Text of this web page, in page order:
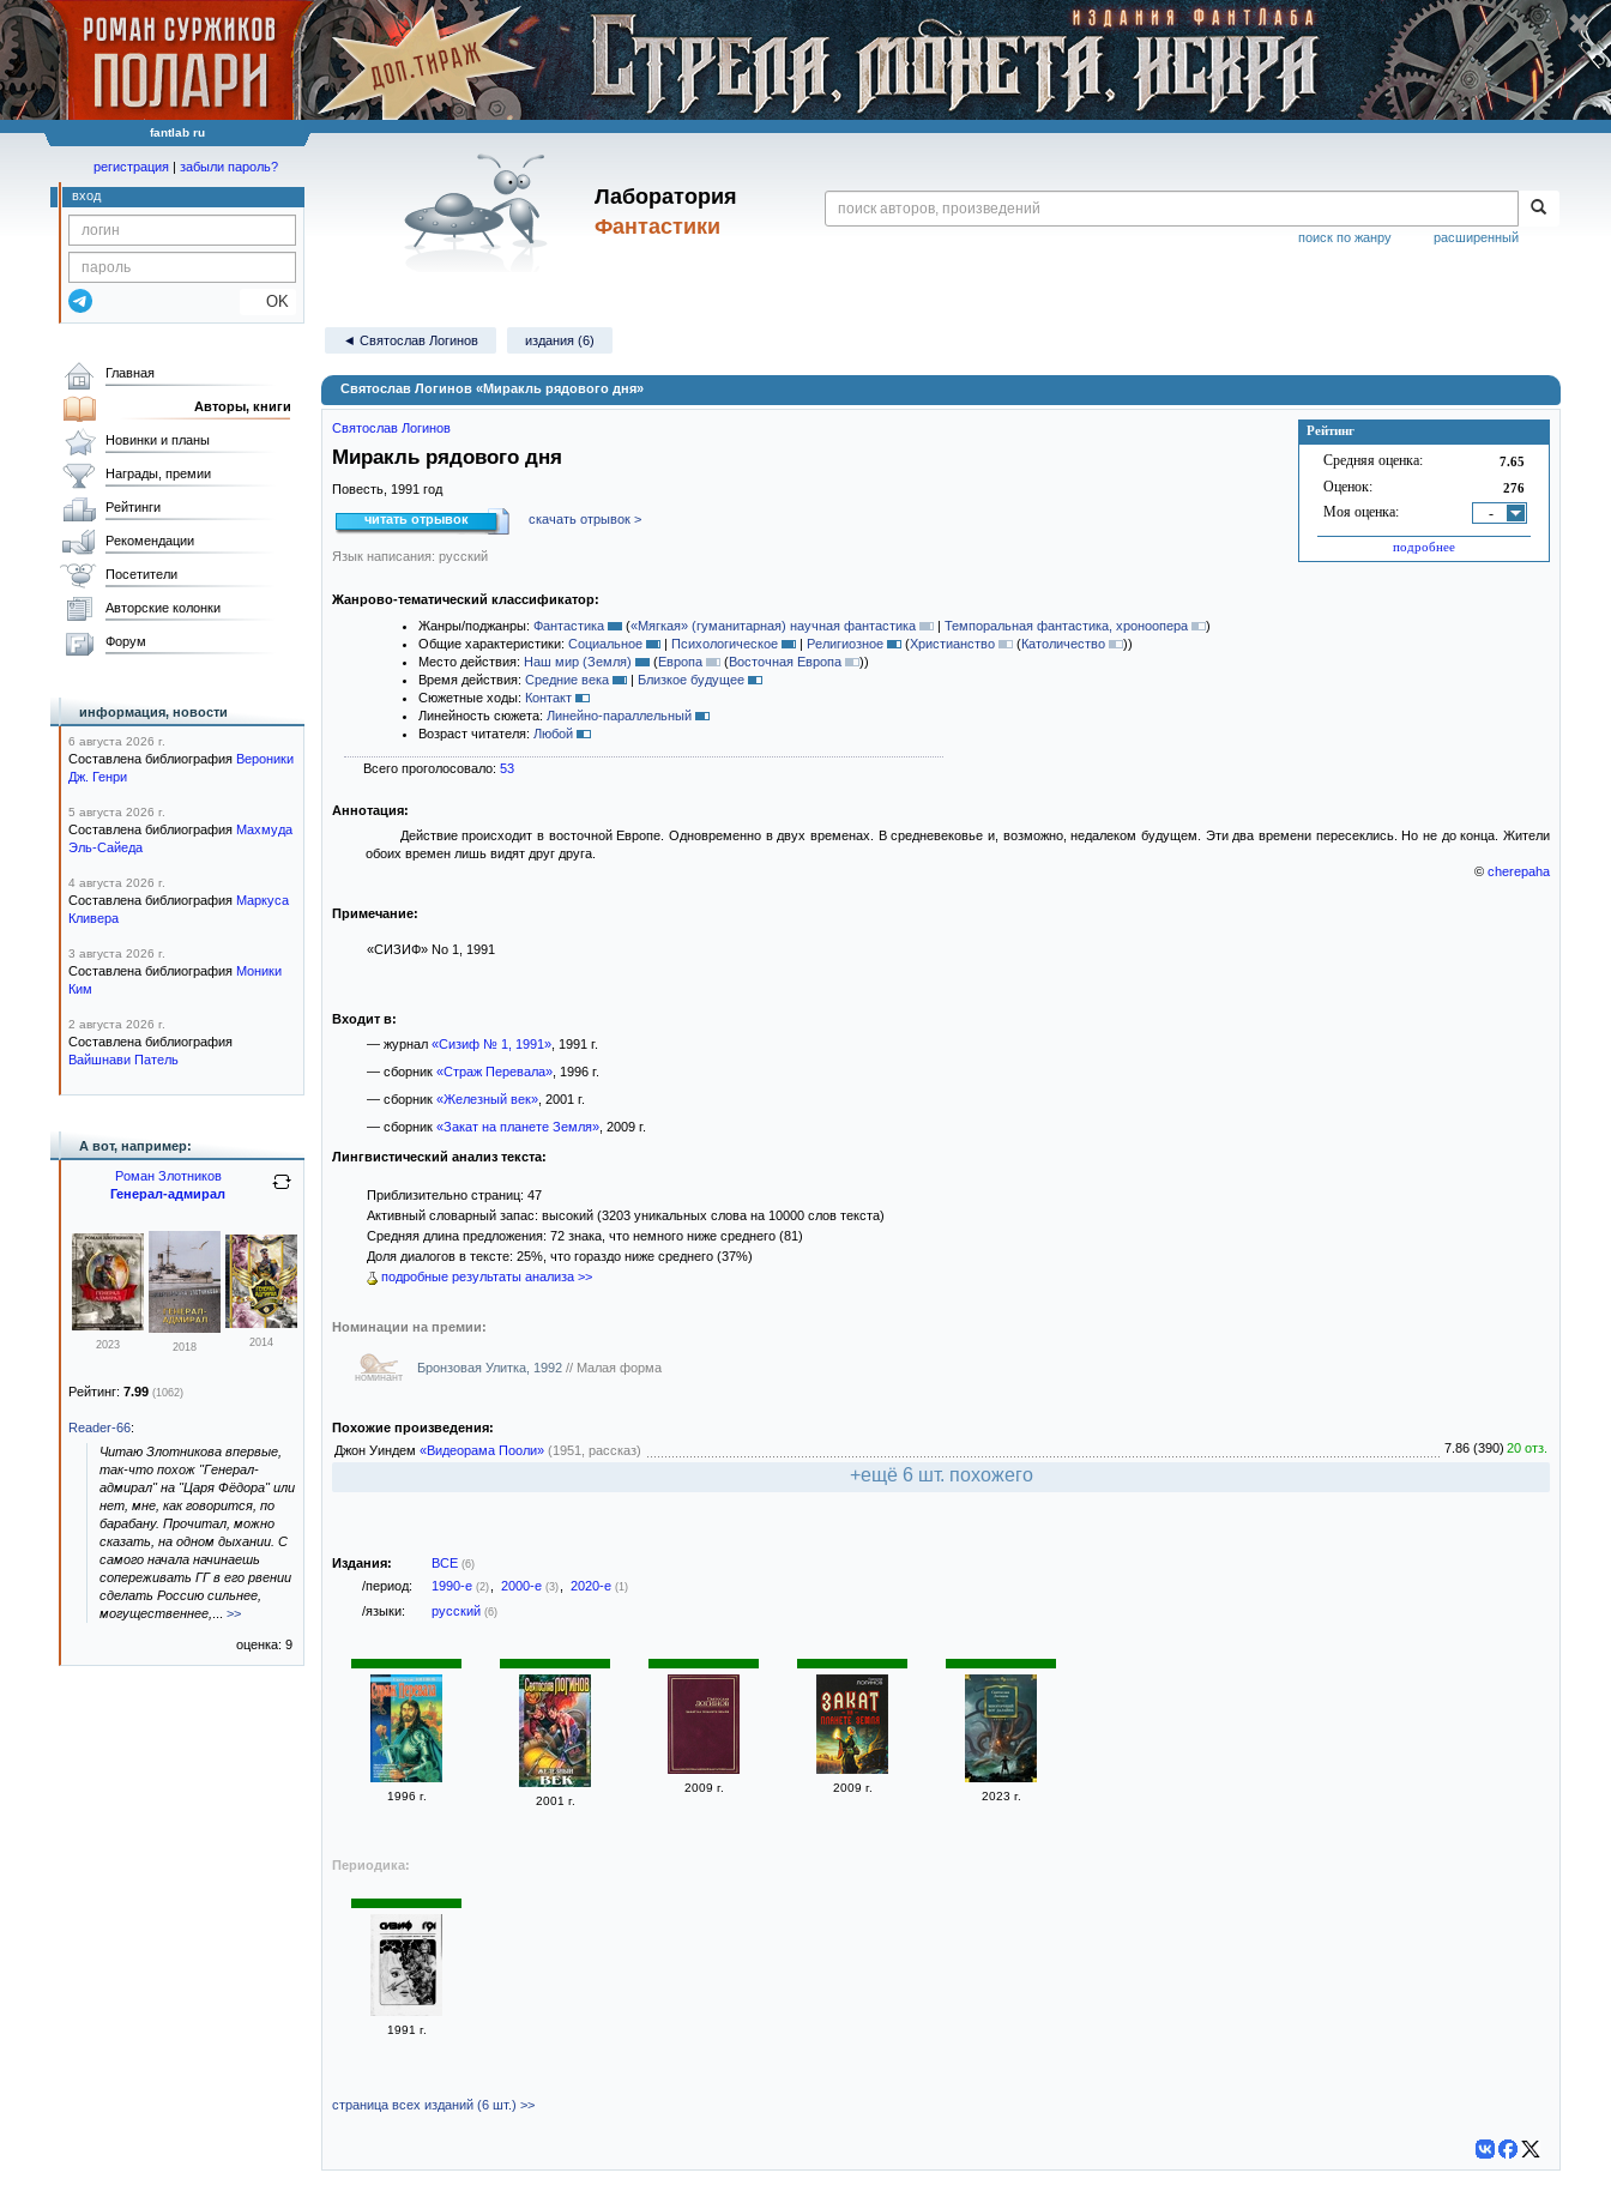
fantlab ru
Лаборатория
Фантастики
расширенный
поиск по жанру
регистрация | забыли пароль?
вход
OK
◄ Святослав Логинов издания (6)
Святослав Логинов «Миракль рядового дня»
Рейтинг
Средняя оценка: 7.65
Оценок: 276
Моя оценка: -
подробнее
Святослав Логинов
Миракль рядового дня
Повесть, 1991 год
читать отрывок скачать отрывок >
Язык написания: русский
Жанрово-тематический классификатор:
Жанры/поджанры: Фантастика («Мягкая» (гуманитарная) научная фантастика | Темпоральная фантастика, хроноопера
)
Общие характеристики: Социальное | Психологическое | Религиозное (Христианство (Католичество ))
Место действия: Наш мир (Земля) (Европа (Восточная Европа ))
Время действия: Средние века | Близкое будущее
Сюжетные ходы: Контакт
Линейность сюжета: Линейно-параллельный
Возраст читателя: Любой
Всего проголосовало: 53
Аннотация:
Действие происходит в восточной Европе. Одновременно в двух временах. В средневековье и, возможно, недалеком будущем. Эти два времени пересеклись. Но не до конца. Жители
обоих времен лишь видят друг друга.
© cherepaha
Примечание:
«СИЗИФ» Nо 1, 1991
Входит в:
— журнал «Сизиф № 1, 1991», 1991 г.
— сборник «Страж Перевала», 1996 г.
— сборник «Железный век», 2001 г.
— сборник «Закат на планете Земля», 2009 г.
Лингвистический анализ текста:
Приблизительно страниц: 47
Активный словарный запас: высокий (3203 уникальных слова на 10000 слов текста)
Средняя длина предложения: 72 знака, что немного ниже среднего (81)
Доля диалогов в тексте: 25%, что гораздо ниже среднего (37%)
подробные результаты анализа >>
Номинации на премии:
номинант
Бронзовая Улитка, 1992 // Малая форма
Похожие произведения:
Джон Уиндем «Видеорама Пооли» (1951, рассказ) 7.86 (390) 20 отз.
+ещё 6 шт. похожего
Издания: ВСЕ (6)
/период: 1990-е (2) 2000-е (3) 2020-е (1)
/языки: русский (6)
1996 г. 2001 г.
2009 г. 2009 г.
2023 г.
Периодика:
1991 г.
страница всех изданий (6 шт.) >>
Главная
Авторы, книги
Новинки и планы
Награды, премии
Рейтинги
Рекомендации
Посетители
Авторские колонки
Форум
информация, новости
6 августа 2026 г.
Составлена библиография Вероники
Дж. Генри
5 августа 2026 г.
Составлена библиография Махмуда
Эль-Сайеда
4 августа 2026 г.
Составлена библиография Маркуса
Кливера
3 августа 2026 г.
Составлена библиография Моники
Ким
2 августа 2026 г.
Составлена библиография
Вайшнави Патель
А вот, например:
Роман Злотников
Генерал-адмирал
2023 2018 2014
Рейтинг: 7.99 (1062)
Reader-66:
Читаю Злотникова впервые,
так-что похож "Генерал-
адмирал" на "Царя Фёдора" или
нет, мне, как говорится, по
барабану. Прочитал, можно
сказать, на одном дыхании. С
самого начала начинаешь
сопереживать ГГ в его рвении
сделать Россию сильнее,
могущественнее,
>>
оценка: 9